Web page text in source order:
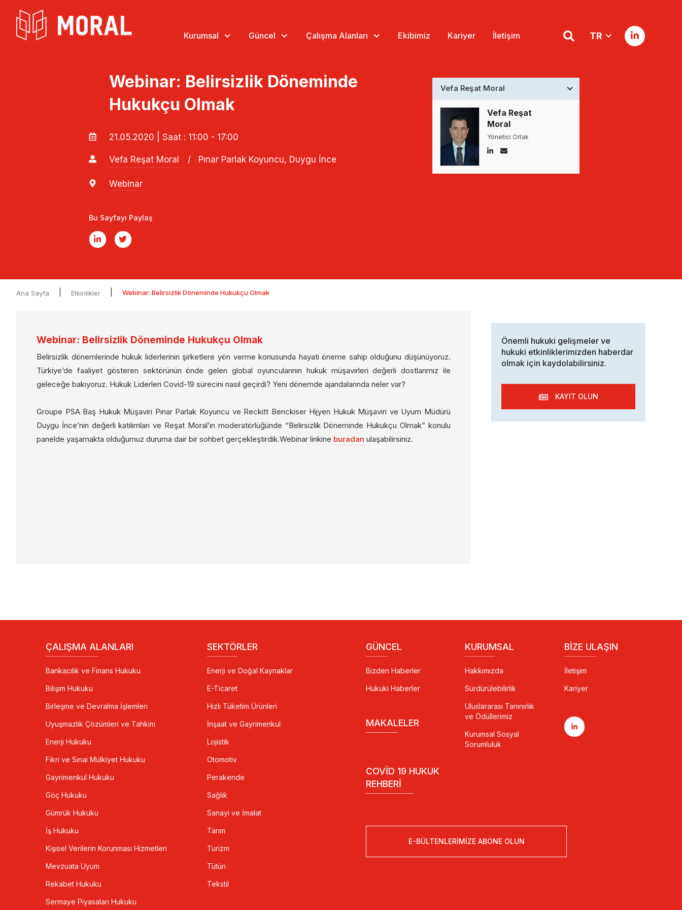
Kurumsal Güncel Çalışma Alanları Ekibimiz Kariyer İletişim TR
Webinar: Belirsizlik Döneminde
Hukukçu Olmak
21.05.2020 | Saat : 11:00 - 17:00
Vefa Reşat Moral / Pınar Parlak Koyuncu, Duygu İnce
Webinar
Bu Sayfayı Paylaş
Vefa Reşat Moral
Vefa Reşat
Moral
Yönetici Ortak
Ana Sayfa Etkinlikler Webinar: Belirsizlik Döneminde Hukukçu Olmak
Webinar: Belirsizlik Döneminde Hukukçu Olmak
Belirsizlik dönemlerinde hukuk liderlerinin şirketlere yön verme konusunda hayati öneme sahip olduğunu düşünüyoruz.
Türkiye’de faaliyet gösteren sektörünün önde gelen global oyuncularının hukuk müşavirleri değerli dostlarımız ile
geleceğe bakıyoruz. Hukuk Liderleri Covid-19 sürecini nasıl geçirdi? Yeni dönemde ajandalarında neler var?
Groupe PSA Baş Hukuk Müşaviri Pınar Parlak Koyuncu ve Reckitt Benckiser Hijyen Hukuk Müşaviri ve Uyum Müdürü
Duygu İnce’nin değerli katılımları ve Reşat Moral’ın moderatörlüğünde “Belirsizlik Döneminde Hukukçu Olmak” konulu
panelde yaşamakta olduğumuz duruma dair bir sohbet gerçekleştirdik.Webinar linkine buradan ulaşabilirsiniz.
Önemli hukuki gelişmeler ve
hukuki etkinliklerimizden haberdar
olmak için kaydolabilirsiniz.
KAYIT OLUN
ÇALIŞMA ALANLARI
Bankacılık ve Finans Hukuku
Bilişim Hukuku
Birleşme ve Devralma İşlemleri
Uyuşmazlık Çözümleri ve Tahkim
Enerji Hukuku
Fikri ve Sınai Mülkiyet Hukuku
Gayrimenkul Hukuku
Göç Hukuku
Gümrük Hukuku
İş Hukuku
Kişisel Verilerin Korunması Hizmetleri
Mevzuata Uyum
Rekabet Hukuku
Sermaye Piyasaları Hukuku
SEKTÖRLER
Enerji ve Doğal Kaynaklar
E-Ticaret
Hızlı Tüketim Ürünleri
İnşaat ve Gayrimenkul
Lojistik
Otomotiv
Perakende
Sağlık
Sanayi ve İmalat
Tarım
Turizm
Tütün
Tekstil
GÜNCEL
Bizden Haberler
Hukuki Haberler
MAKALELER
COVID 19 HUKUK
REHBERI
KURUMSAL
Hakkımızda
Sürdürülebilirlik
Uluslararası Tanınırlık
ve Ödüllerimiz
Kurumsal Sosyal
Sorumluluk
BIZE ULAŞIN
İletişim
Kariyer
E-BÜLTENLERIMIZE ABONE OLUN